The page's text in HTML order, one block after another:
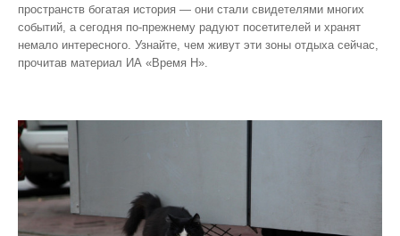
пространств богатая история — они стали свидетелями многих
событий, а сегодня по‑прежнему радуют посетителей и хранят
немало интересного. Узнайте, чем живут эти зоны отдыха сейчас,
прочитав материал ИА «Время Н».